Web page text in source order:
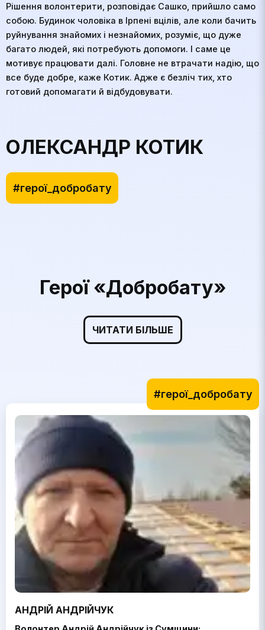
#герої_добробату
ОЛЕКСАНДР КОТИК
Рішення волонтерити, розповідає Сашко, прийшло само
собою. Будинок чоловіка в Ірпені вцілів, але коли бачить
руйнування знайомих і незнайомих, розуміє, що дуже
багато людей, які потребують допомоги. І саме це
мотивує працювати далі. Головне не втрачати надію, що
все буде добре, каже Котик. Адже є безліч тих, хто
готовий допомагати й відбудовувати.
Герої «Добробату»
ЧИТАТИ БІЛЬШЕ
АНДРІЙ АНДРІЙЧУК
#герої_добробату